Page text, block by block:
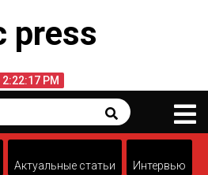
press
2:22:17 PM
Search
Актуальные статьи Интервью